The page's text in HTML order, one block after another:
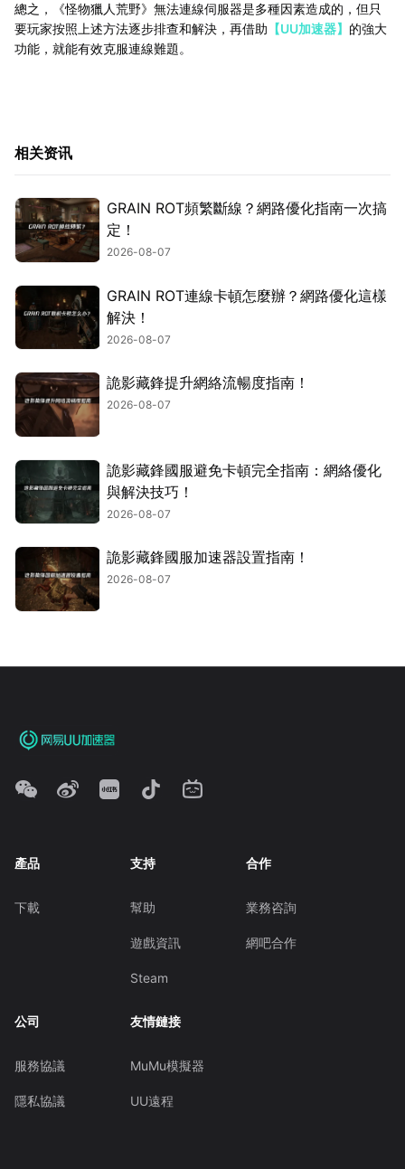
總之，《怪物獵人荒野》無法連線伺服器是多種因素造成的，但只
要玩家按照上述方法逐步排查和解決，再借助 【UU加速器】 的強大
功能，就能有效克服連線難題。
相关资讯
GRAIN ROT頻繁斷線？網路優化指南一次搞
定！
2026-08-07
GRAIN ROT連線卡頓怎麼辦？網路優化這樣
解決！
2026-08-07
詭影藏鋒提升網絡流暢度指南！
2026-08-07
詭影藏鋒國服避免卡頓完全指南：網絡優化
與解決技巧！
2026-08-07
詭影藏鋒國服加速器設置指南！
2026-08-07
產品
下載
支持
幫助
遊戲資訊
Steam
合作
業務咨詢
網吧合作
公司
服務協議
隱私協議
友情鏈接
MuMu模擬器
UU遠程